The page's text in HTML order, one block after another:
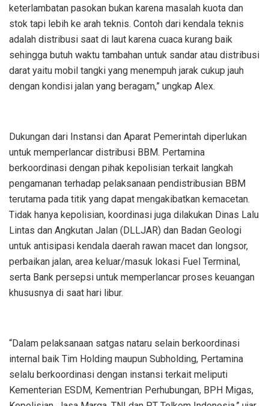
keterlambatan pasokan bukan karena masalah kuota dan
stok tapi lebih ke arah teknis. Contoh dari kendala teknis
adalah distribusi saat di laut karena cuaca kurang baik
sehingga butuh waktu tambahan untuk sandar atau distribusi
darat yaitu mobil tangki yang menempuh jarak cukup jauh
dengan kondisi jalan yang beragam,” ungkap Alex.
Dukungan dari Instansi dan Aparat Pemerintah diperlukan
untuk memperlancar distribusi BBM. Pertamina
berkoordinasi dengan pihak kepolisian terkait langkah
pengamanan terhadap pelaksanaan pendistribusian BBM
terutama pada titik yang dapat mengakibatkan kemacetan.
Tidak hanya kepolisian, koordinasi juga dilakukan Dinas Lalu
Lintas dan Angkutan Jalan (DLLJAR) dan Badan Geologi
untuk antisipasi kendala daerah rawan macet dan longsor,
perbaikan jalan, area keluar/masuk lokasi Fuel Terminal,
serta Bank persepsi untuk memperlancar proses keuangan
khususnya di saat hari libur.
“Dalam pelaksanaan satgas nataru selain berkoordinasi
internal baik Tim Holding maupun Subholding, Pertamina
selalu berkoordinasi dengan instansi terkait meliputi
Kementerian ESDM, Kementrian Perhubungan, BPH Migas,